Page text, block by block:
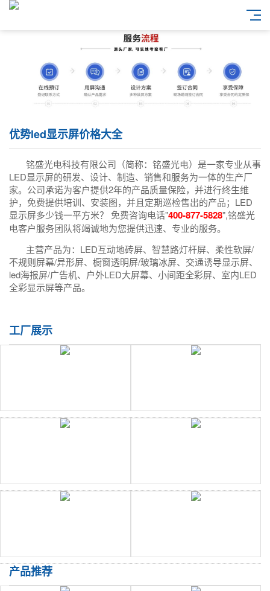
优势led显示屏价格大全
铭盛光电科技有限公司（简称：铭盛光电）是一家专业从事
LED显示屏的研发、设计、制造、销售和服务为一体的生产厂
家。公司承诺为客户提供2年的产品质量保险，并进行终生维
护，免费提供培训、安装图，并且定期巡检售出的产品；LED
显示屏多少钱一平方米？ 免费咨询电话"400-877-5828",铭盛光
电客户服务团队将竭诚地为您提供迅速、专业的服务。
主营产品为：LED互动地砖屏、智慧路灯杆屏、柔性软屏/
不规则屏幕/异形屏、橱窗透明屏/玻璃冰屏、交通诱导显示屏、
led海报屏/广告机、户外LED大屏幕、小间距全彩屏、室内LED
全彩显示屏等产品。
工厂展示
产品推荐